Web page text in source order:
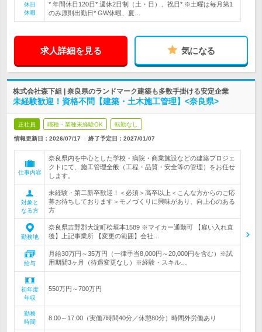
休日
休暇
* 年間休日120日* 週休2日制（土・日）、祝日* ※土曜は毎月第1
のみ原則出勤日* GW休暇、夏…
求人詳細を見る 気になる
株式会社森下組 | 奈良県のランドマーク建築も多数手掛ける安定企業
未経験歓迎！資格不問【建築・土木施工管理】<奈良県>
正社員 職種・業種未経験OK 転勤なし
情報更新日：2026/07/17 終了予定日： 2027/01/07
仕事内容
奈良県内を中心とした学校・病院・商業施設などの建築プロジェ
クトにて、施工管理全般（工程・品質・安全等の管理）をお任せ
します。
対象と
なる方
未経験・第二新卒歓迎！＜必須＞高卒以上＜こんな方からのご応
募お待ちしております＞モノづくりに興味があり、向上心のある
方
勤務地
奈良県吉野郡大淀町桧垣本1589 ※マイカー通勤可 【雇い入れ直
後】上記事業所 【変更の範囲】会社…
給与
月給30万円～35万円（一律手当8,000円～20,000円を含む）※試
用期間3ヶ月（待遇変更なし）※経験・スキル…
初年度
年収
550万円～700万円
勤務
時間
8:00～17:00（実働7時間40分／休憩80分）時間外労働あり